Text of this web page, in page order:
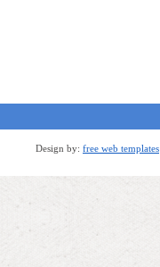
Design by: free web templates